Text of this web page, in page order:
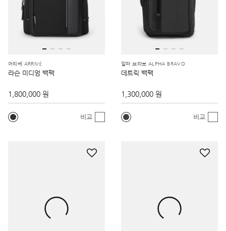
어리베 ARRIVÉ
라슨 미디엄 백팩
1,800,000 원
비교
알파 브라보 ALPHA BRAVO
데트릭 백팩
1,300,000 원
비교